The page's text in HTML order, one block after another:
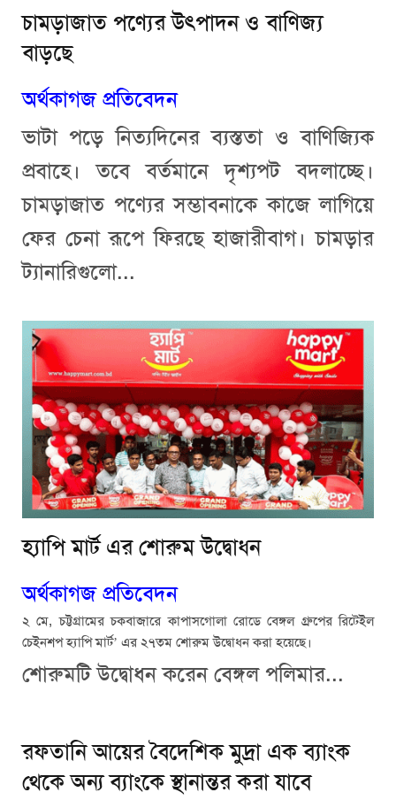
চামড়াজাত পণ্যের উৎপাদন ও বাণিজ্য
বাড়ছে
অর্থকাগজ প্রতিবেদন
ভাটা পড়ে নিত্যদিনের ব্যস্ততা ও বাণিজ্যিক
প্রবাহে। তবে বর্তমানে দৃশ্যপট বদলাচ্ছে।
চামড়াজাত পণ্যের সম্ভাবনাকে কাজে লাগিয়ে
ফের চেনা রূপে ফিরছে হাজারীবাগ। চামড়ার
ট্যানারিগুলো...
হ্যাপি মার্ট এর শোরুম উদ্বোধন
অর্থকাগজ প্রতিবেদন
২ মে, চট্টগ্রামের চকবাজারে কাপাসগোলা রোডে বেঙ্গল গ্রুপের রিটেইল
চেইনশপ হ্যাপি মার্ট’ এর ২৭তম শোরুম উদ্বোধন করা হয়েছে।
শোরুমটি উদ্বোধন করেন বেঙ্গল পলিমার...
রফতানি আয়ের বৈদেশিক মুদ্রা এক ব্যাংক
থেকে অন্য ব্যাংকে স্থানান্তর করা যাবে